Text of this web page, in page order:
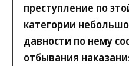
преступление по
категории
давности по нему
отбывания